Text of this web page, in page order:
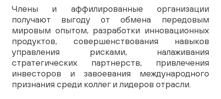
Члены и аффилированные организации
получают выгоду от обмена передовым
мировым опытом, разработки инновационных
продуктов, совершенствования навыков
управления рисками, налаживания
стратегических партнерств, привлечения
инвесторов и завоевания международного
признания среди коллег и лидеров отрасли.